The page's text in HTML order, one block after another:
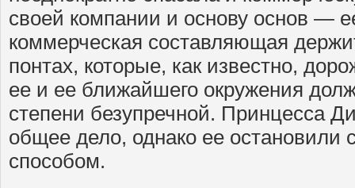
своей компании и основу основ —
коммерческая составляющая
понтах, которые, как известно,
ее и ее ближайшего окружения
степени безупречной. Принцесса
общее дело, однако ее остановили
способом.